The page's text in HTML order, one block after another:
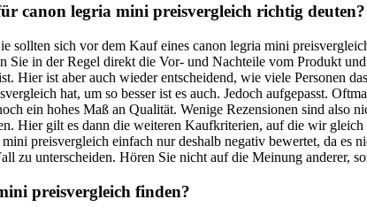
canon legria mini preisvergleich richtig deuten?
sollten sich vor dem Kauf eines canon legria mini
Sie in der Regel direkt die Vor- und Nachteile vom Produkt
Hier ist aber auch wieder entscheidend, wie viele Personen
hat, um so besser ist es auch. Jedoch aufgepasst.
ein hohes Maß an Qualität. Wenige Rezensionen sind
Hier gilt es dann die weiteren Kaufkriterien, auf die wir
preisvergleich einfach nur deshalb negativ bewertet, da
zu unterscheiden. Hören Sie nicht auf die Meinung anderer,
preisvergleich finden?